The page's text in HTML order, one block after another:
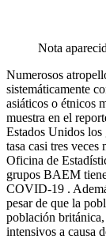
Nota
Numerosos
sistemáticamente
asiáticos o étnicos
muestra en el
Estados Unidos los
tasa casi tres veces
Oficina de
grupos BAEM
COVID-19 .
pesar de que la
población británica,
intensivos a causa